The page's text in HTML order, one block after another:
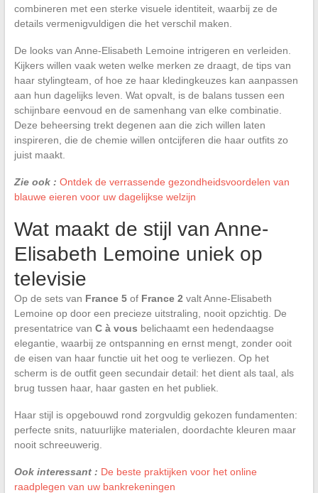
combineren met een sterke visuele identiteit, waarbij ze de
details vermenigvuldigen die het verschil maken.
De looks van Anne-Elisabeth Lemoine intrigeren en verleiden.
Kijkers willen vaak weten welke merken ze draagt, de tips van
haar stylingteam, of hoe ze haar kledingkeuzes kan aanpassen
aan hun dagelijks leven. Wat opvalt, is de balans tussen een
schijnbare eenvoud en de samenhang van elke combinatie.
Deze beheersing trekt degenen aan die zich willen laten
inspireren, die de chemie willen ontcijferen die haar outfits zo
juist maakt.
Zie ook : Ontdek de verrassende gezondheidsvoordelen van
blauwe eieren voor uw dagelijkse welzijn
Wat maakt de stijl van Anne-
Elisabeth Lemoine uniek op
televisie
Op de sets van France 5of France 2 valt Anne-Elisabeth
Lemoine op door een precieze uitstraling, nooit opzichtig. De
presentatrice van C à vous belichaamt een hedendaagse
elegantie, waarbij ze ontspanning en ernst mengt, zonder ooit
de eisen van haar functie uit het oog te verliezen. Op het
scherm is de outfit geen secundair detail: het dient als taal, als
brug tussen haar, haar gasten en het publiek.
Haar stijl is opgebouwd rond zorgvuldig gekozen fundamenten:
perfecte snits, natuurlijke materialen, doordachte kleuren maar
nooit schreeuwerig.
Ook interessant : De beste praktijken voor het online
raadplegen van uw bankrekeningen